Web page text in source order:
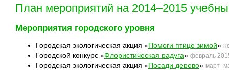
План мероприятий на 2014–2015
Мероприятия городского уровня
Городская экологическая акция «Помоги птице зимой»
Городской конкурс «Флористическая радуга» февраль
Городская экологическая акция «Посади дерево»